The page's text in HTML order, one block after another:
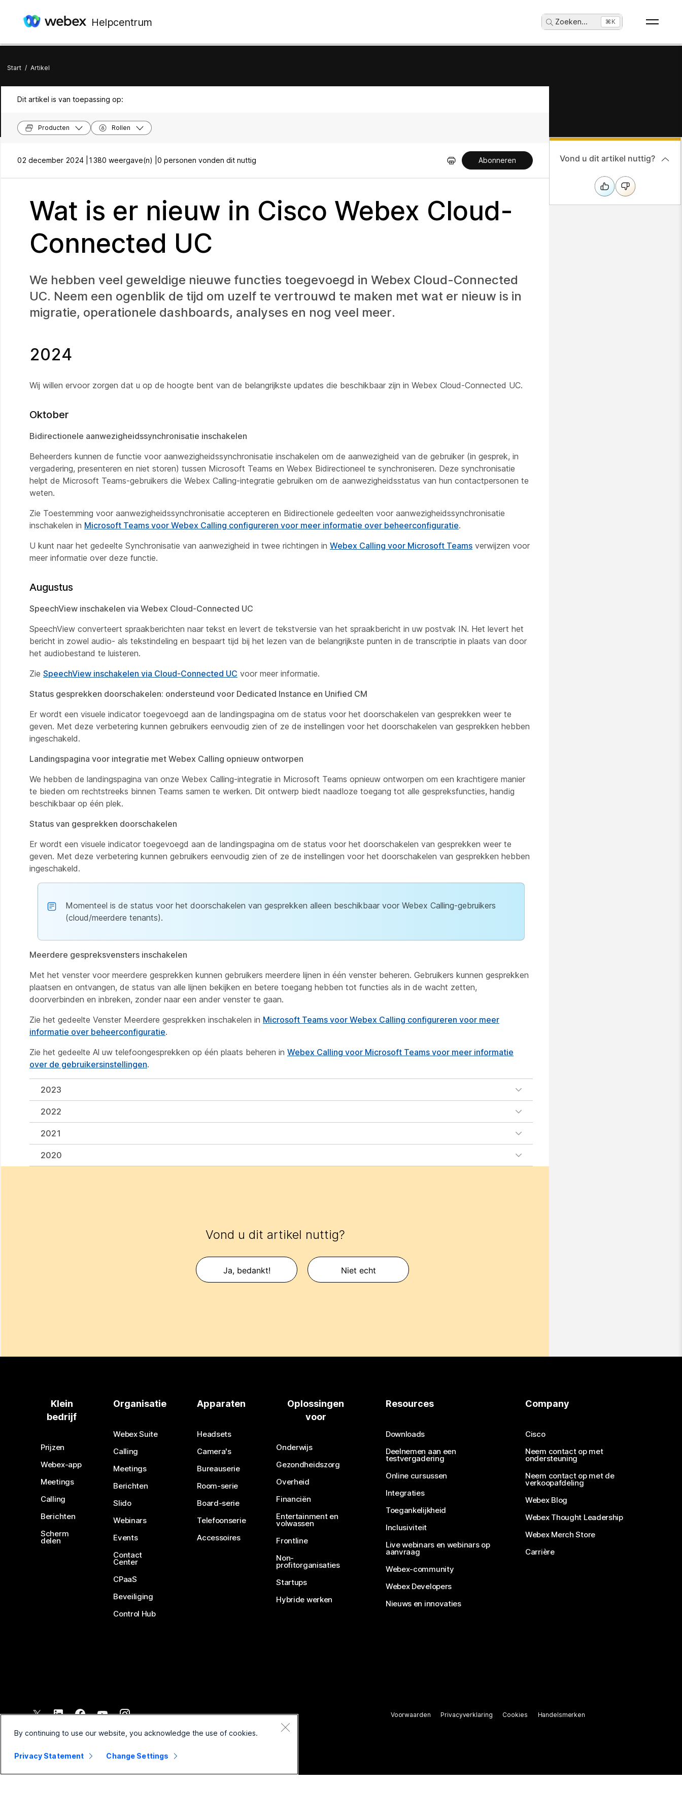
Helpcentrum Zoeken... ⌘K
Start / Artikel
Dit artikel is van toepassing op:
Producten Rollen
02 december 2024 | 1380 weergave(n) | 0 personen vonden dit nuttig Abonneren
Wat is er nieuw in Cisco Webex Cloud-
Connected UC
We hebben veel geweldige nieuwe functies toegevoegd in Webex Cloud-Connected
UC. Neem een ogenblik de tijd om uzelf te vertrouwd te maken met wat er nieuw is in
migratie, operationele dashboards, analyses en nog veel meer.
2024
Wij willen ervoor zorgen dat u op de hoogte bent van de belangrijkste updates die beschikbaar zijn in Webex Cloud-Connected UC.
Oktober
Bidirectionele aanwezigheidssynchronisatie inschakelen
Beheerders kunnen de functie voor aanwezigheidssynchronisatie inschakelen om de aanwezigheid van de gebruiker (in gesprek, in
vergadering, presenteren en niet storen) tussen Microsoft Teams en Webex Bidirectioneel te synchroniseren. Deze synchronisatie
helpt de Microsoft Teams-gebruikers die Webex Calling-integratie gebruiken om de aanwezigheidsstatus van hun contactpersonen te
weten.
Zie Toestemming voor aanwezigheidssynchronisatie accepteren en Bidirectionele gedeelten voor aanwezigheidssynchronisatie
inschakelen in Microsoft Teams voor Webex Calling configureren voor meer informatie over beheerconfiguratie.
U kunt naar het gedeelte Synchronisatie van aanwezigheid in twee richtingen in Webex Calling voor Microsoft Teams verwijzen voor
meer informatie over deze functie.
Augustus
SpeechView inschakelen via Webex Cloud-Connected UC
SpeechView converteert spraakberichten naar tekst en levert de tekstversie van het spraakbericht in uw postvak IN. Het levert het
bericht in zowel audio- als tekstindeling en bespaart tijd bij het lezen van de belangrijkste punten in de transcriptie in plaats van door
het audiobestand te luisteren.
Zie SpeechView inschakelen via Cloud-Connected UC voor meer informatie.
Status gesprekken doorschakelen: ondersteund voor Dedicated Instance en Unified CM
Er wordt een visuele indicator toegevoegd aan de landingspagina om de status voor het doorschakelen van gesprekken weer te
geven. Met deze verbetering kunnen gebruikers eenvoudig zien of ze de instellingen voor het doorschakelen van gesprekken hebben
ingeschakeld.
Landingspagina voor integratie met Webex Calling opnieuw ontworpen
We hebben de landingspagina van onze Webex Calling-integratie in Microsoft Teams opnieuw ontworpen om een krachtigere manier
te bieden om rechtstreeks binnen Teams samen te werken. Dit ontwerp biedt naadloze toegang tot alle gespreksfuncties, handig
beschikbaar op één plek.
Status van gesprekken doorschakelen
Er wordt een visuele indicator toegevoegd aan de landingspagina om de status voor het doorschakelen van gesprekken weer te
geven. Met deze verbetering kunnen gebruikers eenvoudig zien of ze de instellingen voor het doorschakelen van gesprekken hebben
ingeschakeld.
Momenteel is de status voor het doorschakelen van gesprekken alleen beschikbaar voor Webex Calling-gebruikers
(cloud/meerdere tenants).
Meerdere gespreksvensters inschakelen
Met het venster voor meerdere gesprekken kunnen gebruikers meerdere lijnen in één venster beheren. Gebruikers kunnen gesprekken
plaatsen en ontvangen, de status van alle lijnen bekijken en betere toegang hebben tot functies als in de wacht zetten,
doorverbinden en inbreken, zonder naar een ander venster te gaan.
Zie het gedeelte Venster Meerdere gesprekken inschakelen in Microsoft Teams voor Webex Calling configureren voor meer
informatie over beheerconfiguratie.
Zie het gedeelte Al uw telefoongesprekken op één plaats beheren in Webex Calling voor Microsoft Teams voor meer informatie
over de gebruikersinstellingen.
2023
2022
2021
2020
Vond u dit artikel nuttig?
Ja, bedankt! Niet echt
Vond u dit artikel nuttig?
Klein
bedrijf
Prijzen
Webex-app
Meetings
Calling
Berichten
Scherm
delen
Organisatie
Webex Suite
Calling
Meetings
Berichten
Slido
Webinars
Events
Contact
Center
CPaaS
Beveiliging
Control Hub
Apparaten
Headsets
Camera's
Bureauserie
Room-serie
Board-serie
Telefoonserie
Accessoires
Oplossingen
voor
Onderwijs
Gezondheidszorg
Overheid
Financiën
Entertainment en
volwassen
Frontline
Non-
profitorganisaties
Startups
Hybride werken
Resources
Downloads
Deelnemen aan een
testvergadering
Online cursussen
Integraties
Toegankelijkheid
Inclusiviteit
Live webinars en webinars op
aanvraag
Webex-community
Webex Developers
Nieuws en innovaties
Company
Cisco
Neem contact op met
ondersteuning
Neem contact op met de
verkoopafdeling
Webex Blog
Webex Thought Leadership
Webex Merch Store
Carrière
2026 Cisco en/of de dochterondernemingen. Alle rechten voorbehouden.
Voorwaarden Privacyverklaring Cookies Handelsmerken
By continuing to use our website, you acknowledge the use of cookies.
Privacy Statement Change Settings